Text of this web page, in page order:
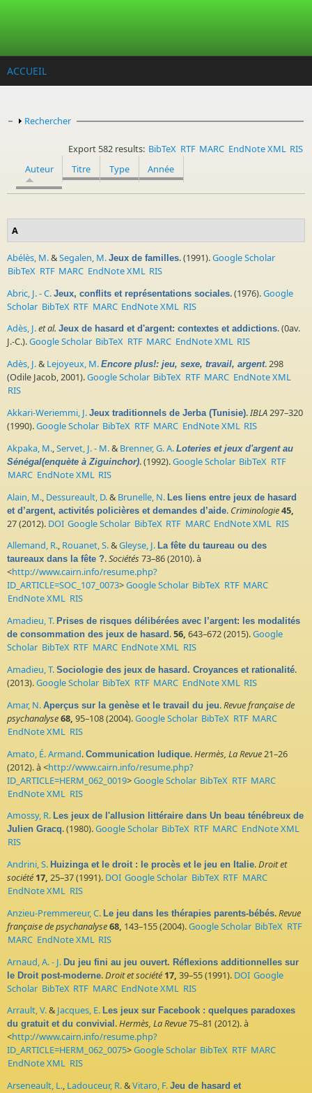
ACCUEIL
Afficher
Rechercher
Export 582 results: BibTeX RTF MARC EndNote XML RIS
Auteur
Titre Type Année
A
Abélès, M.&Segalen, M. Jeux de familles. (1991).Google Scholar
BibTeX RTF MARC EndNote XML RIS
Abric, J. - C. Jeux, conflits et représentations sociales. (1976).Google
Scholar BibTeX RTF MARC EndNote XML
RIS
Adès, J.et al. Jeux de hasard et d'argent: contextes et addictions. (0av.
J.-C.).Google Scholar BibTeX RTF MARC EndNote XML RIS
Adès, J.& Lejoyeux, M. Encore plus!: jeu, sexe, travail, argent. 298
(Odile Jacob, 2001).Google Scholar BibTeX RTF MARC EndNote XML
RIS
Akkari-Weriemmi, J. Jeux traditionnels de Jerba (Tunisie).IBLA297–320
(1990).Google Scholar BibTeX RTF MARC EndNote XML RIS
Akpaka, M.,Servet, J. - M.& Brenner, G. A. Loteries et jeux d'argent au
Sénégal(enquète à Ziguinchor). (1992).Google Scholar BibTeX RTF
MARC EndNote XML RIS
Alain, M. Dessureault, D.& Brunelle, N. Les liens entre jeux de hasard
et d’argent, activités policières et demandes d’aide. Criminologie45,
27 (2012). DOI Google Scholar BibTeX RTF MARC EndNote XML
RIS
Allemand, R., Rouanet, S.&Gleyse, J. La fête du taureau ou des
taureaux dans la fête ?.Sociétés 73–86 (2010). à
<http://www.cairn.info/resume.php?
ID_ARTICLE=SOC_107_0073>Google Scholar BibTeX RTF MARC
EndNote XML RIS
Amadieu, T. Prises de risques délibérées avec l’argent: les modalités
de consommation des jeux de hasard .56, 643–672 (2015).Google
Scholar BibTeX RTF MARC EndNote XML RIS
Amadieu, T. Sociologie des jeux de hasard. Croyances et rationalité.
(2013).Google Scholar BibTeX RTF MARC EndNote XML RIS
Amar, N. Aperçus sur la genèse et le travail du jeu.Revue française de
psychanalyse68, 95–108 (2004).Google Scholar BibTeX RTF MARC
EndNote XML RIS
Amato, É. Armand. Communication ludique.Hermès, La Revue 21–26
(2012). à <http://www.cairn.info/resume.php?
ID_ARTICLE=HERM_062_0019>Google Scholar BibTeX RTF MARC
EndNote XML
RIS
Amossy, R. Les jeux de l'allusion littéraire dans Un beau ténébreux de
Julien Gracq. (1980).Google Scholar BibTeX RTF MARC EndNote XML
RIS
Andrini, S. Huizinga et le droit : le procès et le jeu en Italie.Droit et
société 17, 25–37 (1991). DOI Google Scholar BibTeX RTF MARC
EndNote XML RIS
Anzieu-Premmereur, C. Le jeu dans les thérapies parents-bébés.Revue
française de psychanalyse68, 143–155 (2004).Google Scholar BibTeX RTF
MARC EndNote XML RIS
Arnaud, A. - J. Du jeu fini au jeu ouvert. Réflexions additionnelles sur
le Droit post-moderne.Droit et société 17, 39–55 (1991). DOI Google
Scholar BibTeX RTF MARC EndNote XML RIS
Arrault, V.& Jacques, E. Les jeux sur Facebook : quelques paradoxes
du gratuit et du convivial .Hermès, La Revue75–81 (2012). à
<http://www.cairn.info/resume.php?
ID_ARTICLE=HERM_062_0075>Google Scholar BibTeX RTF MARC
EndNote XML RIS
Arseneault, L., Ladouceur, R.&Vitaro, F. Jeu de hasard et